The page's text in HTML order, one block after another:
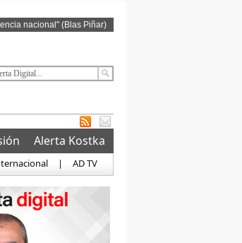
nacional" (Blas Piñar)
Alerta Kostka
| AD TV